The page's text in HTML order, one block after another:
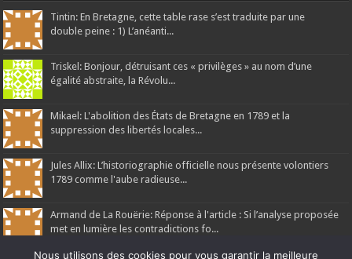
Tintin: En Bretagne, cette table rase s’est traduite par une
double peine : 1) L’anéanti...
Triskel: Bonjour, détruisant ces « privilèges » au nom d’une
égalité abstraite, la Révolu...
Mikael: L'abolition des États de Bretagne en 1789 et la
suppression des libertés locales...
Jules Allix: L’historiographie officielle nous présente volontiers
1789 comme l'aube radieuse...
Armand de La Rouërie: Réponse à l'article : Si l’analyse proposée
met en lumière les contradictions fo...
Nous utilisons des cookies pour vous garantir la meilleure